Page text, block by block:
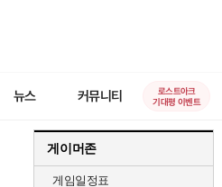
뉴스 커뮤니티
로스트아크
기대평 이벤트
게이머존
게임일정표